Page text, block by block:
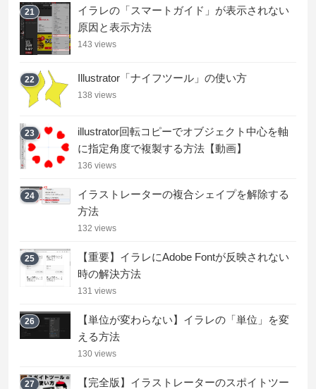
21
イラレの「スマートガイド」が表示されない
原因と表示方法
143 views
22 Illustrator「ナイフツール」の使い方
138 views
23
illustrator回転コピーでオブジェクト中心を軸
に指定角度で複製する方法【動画】
136 views
24
イラストレーターの複合シェイプを解除する
方法
132 views
25
【重要】イラレにAdobe Fontが反映されない
時の解決方法
131 views
26
【単位が変わらない】イラレの「単位」を変
える方法
130 views
27 【完全版】イラストレーターのスポイトツー